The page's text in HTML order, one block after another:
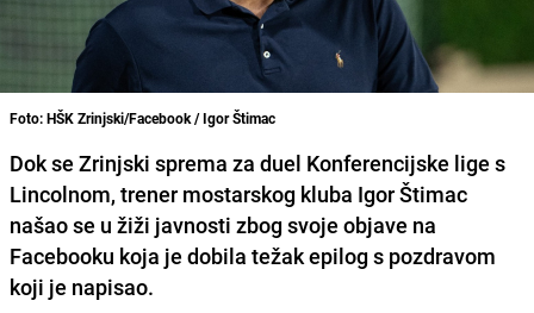
Foto: HŠK Zrinjski/Facebook / Igor Štimac
Dok se Zrinjski sprema za duel Konferencijske lige s
Lincolnom, trener mostarskog kluba Igor Štimac
našao se u žiži javnosti zbog svoje objave na
Facebooku koja je dobila težak epilog s pozdravom
koji je napisao.